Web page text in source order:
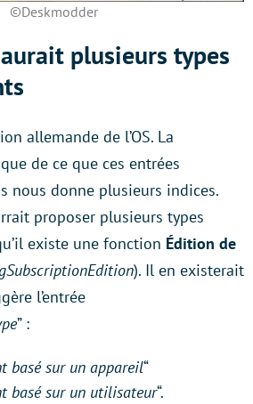
©Deskmodder
plusieurs types
allemande de l’OS. La
de ce que ces entrées
nous donne plusieurs indices.
proposer plusieurs types
existe une fonction Édition de
). Il en existerait
l’entrée
” :
basé sur un appareil“
basé sur un utilisateur“.